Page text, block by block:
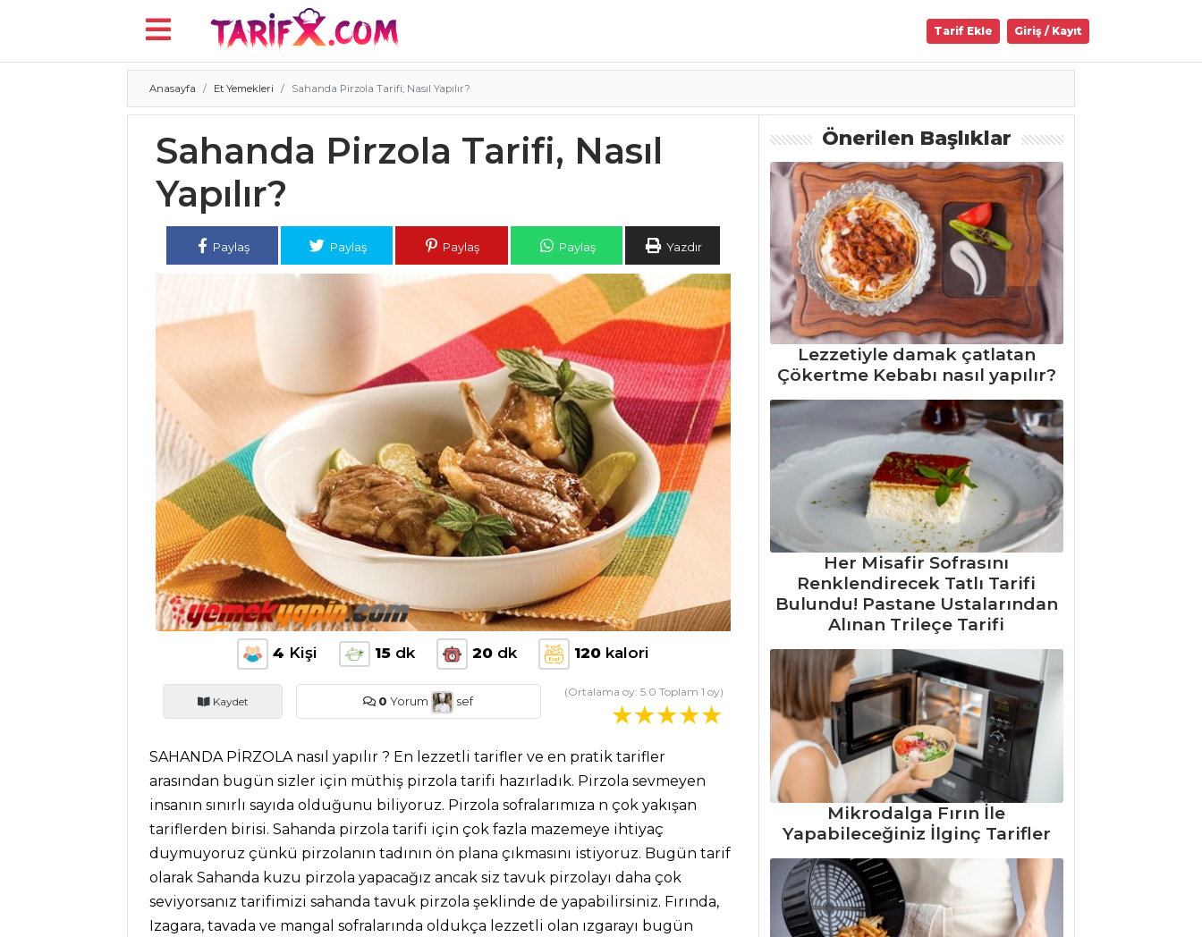
Kategoriler
MEZELER VE
Yeşil Zeytinli
Garnitür Tarifi,
Tarif Ekle Giriş / Kayıt
Anasayfa Et Yemekleri Sahanda Pirzola Tarifi, Nasıl Yapılır?
Sahanda Pirzola Tarifi, Nasıl
Yapılır?
Paylaş Paylaş Paylaş Paylaş Yazdır
4 Kişi 15dk 20dk 120kalori
Kaydet 0 Yorum sef
(Ortalama oy: 5.0 Toplam 1 oy)
SAHANDA PİRZOLA nasıl yapılır ? En lezzetli tarifler ve en pratik tarifler
arasından bugün sizler için müthiş pirzola tarifi hazırladık. Pirzola sevmeyen
insanın sınırlı sayıda olduğunu biliyoruz. Pirzola sofralarımıza n çok yakışan
tariflerden birisi. Sahanda pirzola tarifi için çok fazla mazemeye ihtiyaç
duymuyoruz çünkü pirzolanın tadının ön plana çıkmasını istiyoruz. Bugün tarif
olarak Sahanda kuzu pirzola yapacağız ancak siz tavuk pirzolayı daha çok
seviyorsanız tarifimizi sahanda tavuk pirzola şeklinde de yapabilirsiniz. Fırında,
Izagara, tavada ve mangal sofralarında oldukça lezzetli olan ızgarayı bugün
Önerilen Başlıklar
Lezzetiyle damak çatlatan
Çökertme Kebabı nasıl yapılır?
Her Misafir Sofrasını
Renklendirecek Tatlı Tarifi
Bulundu! Pastane Ustalarından
Alınan Trileçe Tarifi
Mikrodalga Fırın İle
Yapabileceğiniz İlginç Tarifler